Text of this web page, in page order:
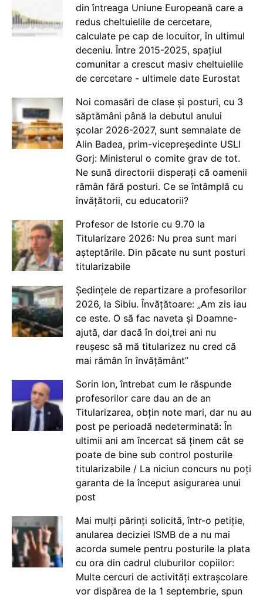
din întreaga Uniune Europeană care a
redus cheltuielile de cercetare,
calculate pe cap de locuitor, în ultimul
deceniu. Între 2015-2025, spațiul
comunitar a crescut masiv cheltuielile
de cercetare - ultimele date Eurostat
Noi comasări de clase și posturi, cu 3
săptămâni până la debutul anului
școlar 2026-2027, sunt semnalate de
Alin Badea, prim-vicepreședinte USLI
Gorj: Ministerul o comite grav de tot.
Ne sună directorii disperați că oamenii
rămân fără posturi. Ce se întâmplă cu
învățătorii, cu educatorii?
Profesor de Istorie cu 9.70 la
Titularizare 2026: Nu prea sunt mari
așteptările. Din păcate nu sunt posturi
titularizabile
Ședințele de repartizare a profesorilor
2026, la Sibiu. Învățătoare: „Am zis iau
ce este. O să fac naveta și Doamne-
ajută, dar dacă în doi,trei ani nu
reușesc să mă titularizez nu cred că
mai rămân în învățământ”
Sorin Ion, întrebat cum le răspunde
profesorilor care dau an de an
Titularizarea, obțin note mari, dar nu au
post pe perioadă nedeterminată: În
ultimii ani am încercat să ținem cât se
poate de bine sub control posturile
titularizabile / La niciun concurs nu poți
garanta de la început asigurarea unui
post
Mai mulți părinți solicită, într-o petiție,
anularea deciziei ISMB de a nu mai
acorda sumele pentru posturile la plata
cu ora din cadrul cluburilor copiilor:
Multe cercuri de activități extrașcolare
vor dispărea de la 1 septembrie, spun